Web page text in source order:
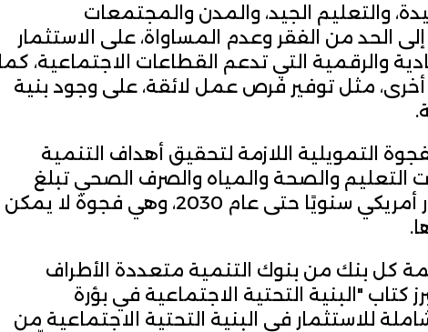
والتعليم الجيد، والمدن والمجتمعات
الحد من الفقر وعدم المساواة، على الاستثمار
والرقمية التي تدعم القطاعات الاجتماعية، كما
مثل توفير فرص عمل لائقة، على وجود بنية
التمويلية اللازمة لتحقيق أهداف التنمية
التعليم والصحة والمياه والصرف الصحي تبلغ
قرابة (800) مليار دولار أمريكي سنويًا حتى عام 2030، وهي فجوة لا يمكن
كل بنك من بنوك التنمية متعددة الأطراف
كتاب "البنية التحتية الاجتماعية في بؤرة
للاستثمار في البنية التحتية الاجتماعية من